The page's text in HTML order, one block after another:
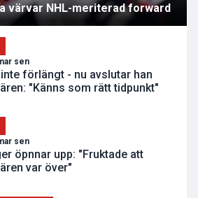
värvar NHL-meriterad forward
sen
förlängt - nu avslutar han
"Känns som rätt tidpunkt"
sen
öpnnar upp: "Fruktade att
var över"